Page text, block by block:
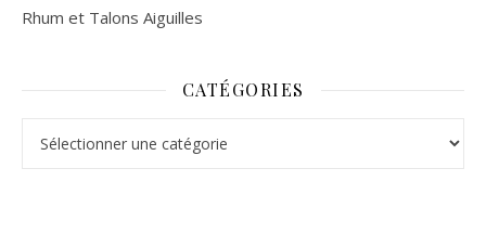
Rhum et Talons Aiguilles
CATÉGORIES